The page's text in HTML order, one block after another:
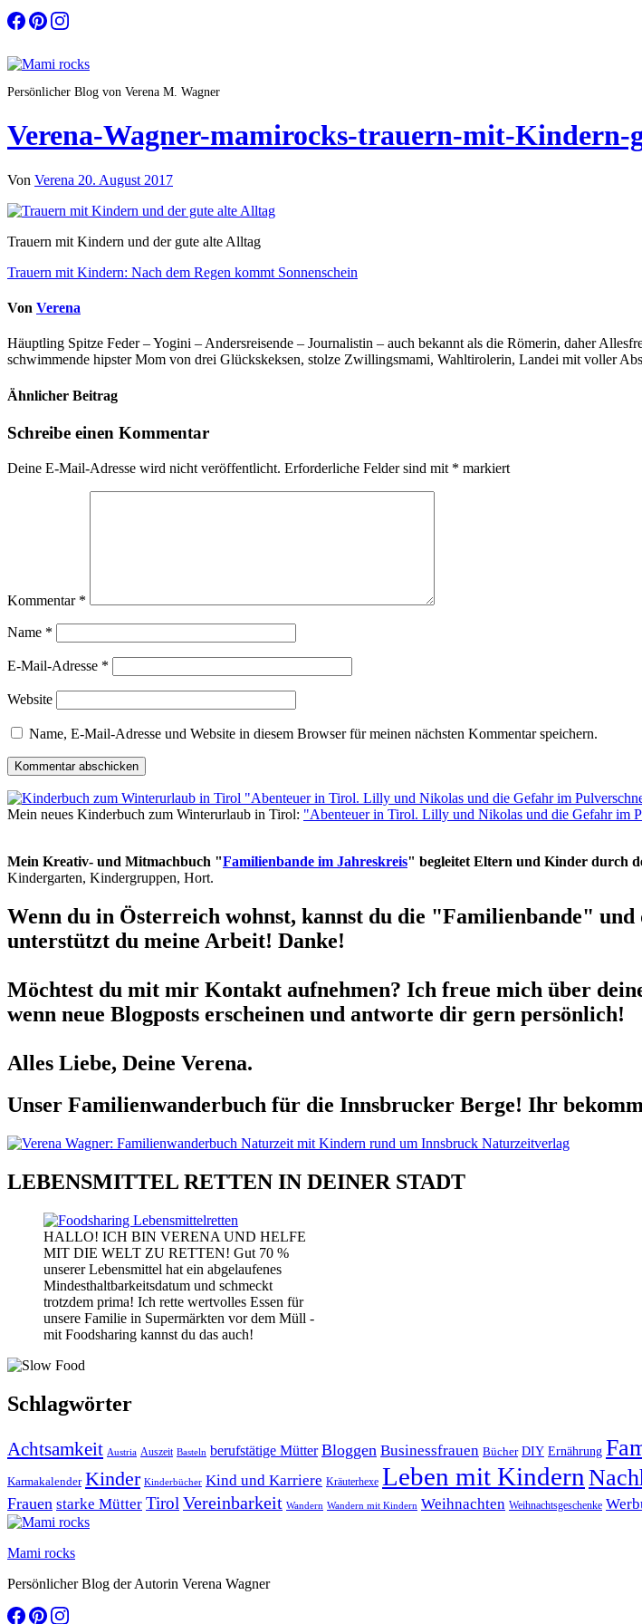
Zum
Inhalt
Persönlicher Blog von Verena M. Wagner
Verena-Wagner-mamirocks-trauern-mit-Kindern-
Von Verena 20. August 2017
Trauern mit Kindern und der gute alte Alltag
Beitragsnavigation
Trauern mit Kindern: Nach dem Regen kommt Sonnenschein
Von Verena
Häuptling Spitze Feder – Yogini – Andersreisende – Journalistin – auch bekannt als die Römerin, daher
schwimmende hipster Mom von drei Glückskeksen, stolze Zwillingsmami, Wahltirolerin, Landei mit voller
Ähnlicher Beitrag
Schreibe einen Kommentar
Deine E-Mail-Adresse wird nicht veröffentlicht. Erforderliche Felder sind mit * markiert
Kommentar *
Name *
E-Mail-Adresse *
Website
Name, E-Mail-Adresse und Website in diesem Browser für meinen nächsten Kommentar speichern.
Mein neues Kinderbuch zum Winterurlaub in Tirol: "Abenteuer in Tirol. Lilly und Nikolas und die Gefahr im
Mein Kreativ- und Mitmachbuch "Familienbande im Jahreskreis" begleitet Eltern und Kinder durch
Kindergarten, Kindergruppen, Hort.
Wenn du in Österreich wohnst, kannst du die "Familienbande"
unterstützt du meine Arbeit! Danke!
Möchtest du mit mir Kontakt aufnehmen? Ich freue mich über
wenn neue Blogposts erscheinen und antworte dir gern persönlich!
Alles Liebe, Deine Verena.
Unser Familienwanderbuch für die Innsbrucker Berge! Ihr
LEBENSMITTEL RETTEN IN DEINER STADT
HALLO! ICH BIN VERENA UND HELFE
MIT DIE WELT ZU RETTEN! Gut 70 %
unserer Lebensmittel hat ein abgelaufenes
Mindesthaltbarkeitsdatum und schmeckt
trotzdem prima! Ich rette wertvolles Essen für
unsere Familie in Supermärkten vor dem Müll -
mit Foodsharing kannst du das auch!
Schlagwörter
Achtsamkeit Austria Auszeit Basteln berufstätige Mütter Bloggen Businessfrauen Bücher DIY Ernährung
Karmakalender Kinder Kinderbücher Kind und Karriere Kräuterhexe Leben mit Kindern
Frauen starke Mütter Tirol Vereinbarkeit Wandern Wandern mit Kindern Weihnachten Weihnachtsgeschenke
Mami rocks
Persönlicher Blog der Autorin Verena Wagner